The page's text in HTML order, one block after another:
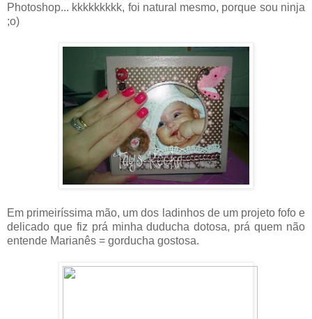
Photoshop... kkkkkkkkk, foi natural mesmo, porque sou ninja
;o)
Em primeiríssima mão, um dos ladinhos de um projeto fofo e
delicado que fiz prá minha duducha dotosa, prá quem não
entende Marianês = gorducha gostosa.